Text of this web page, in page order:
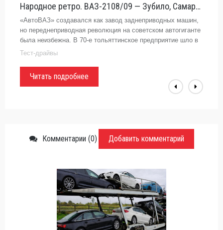
Народное ретро. ВАЗ-2108/09 — Зубило, Самара и Спутник - «Автоновости»
«АвтоВАЗ» создавался как завод заднеприводных машин,
но переднеприводная революция на советском автогиганте
была неизбежна. В 70-е тольяттинское предприятие шло в
ногу с самыми актуальными тенденциями мирового
Тест-драйвы
Читать подробнее
Комментарии (0) Добавить комментарий